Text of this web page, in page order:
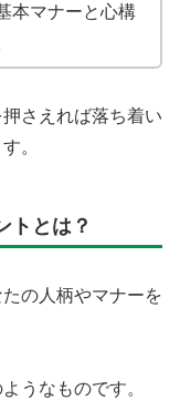
本マナーと心構
さえれば落ち着い
。
トとは？
の人柄やマナーを
うなものです。